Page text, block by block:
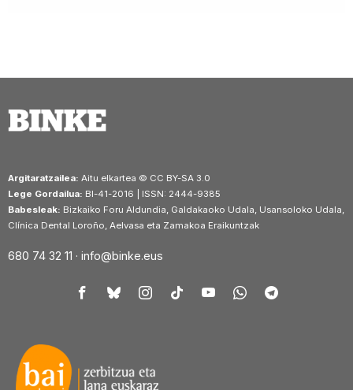
Argitaratzailea: Aitu elkartea © CC BY-SA 3.0
Lege Gordailua: BI-41-2016 | ISSN: 2444-9385
Babesleak: Bizkaiko Foru Aldundia, Galdakaoko Udala, Usansoloko Udala,
Clínica Dental Loroño, Aelvasa eta Zamakoa Eraikuntzak
680 74 32 11 · info@binke.eus